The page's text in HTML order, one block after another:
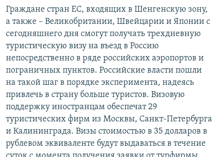
Все сайты РСЕ/РС
Граждане стран ЕС, входящих в Шенгенскую зону,
а также – Великобритании, Швейцарии и Японии с
сегодняшнего дня смогут получать трехдневную
туристическую визу на въезд в Россию
непосредственно в ряде российских аэропортов и
пограничных пунктов. Российские власти пошли
на такой шаг в порядке эксперимента, надеясь
привлечь в страну больше туристов. Визовую
поддержку иностранцам обеспечат 29
туристических фирм из Москвы, Санкт-Петербурга
и Калининграда. Визы стоимостью в 35 долларов в
рублевом эквиваленте будут выдаваться в течение